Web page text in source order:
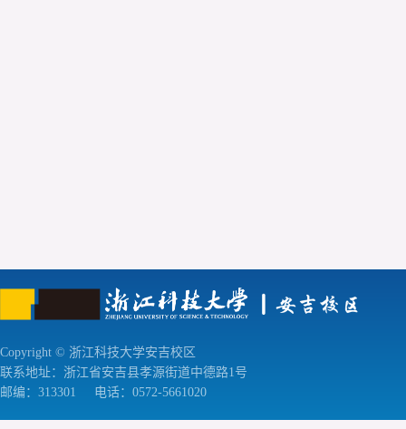
Copyright © 浙江科技大学安吉校区
联系地址：浙江省安吉县孝源街道中德路1号
邮编：313301
电话：0572-5661020